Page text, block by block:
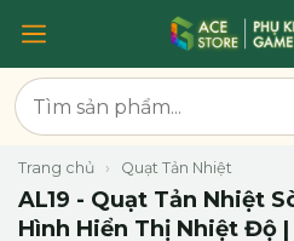
Trang chủ › Quạt Tản Nhiệt
AL19 - Quạt Tản Nhiệt
Hình Hiển Thị Nhiệt Độ |